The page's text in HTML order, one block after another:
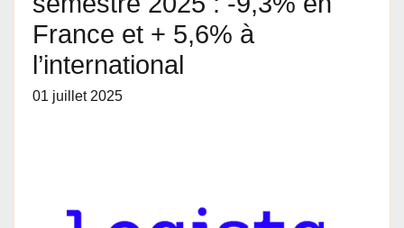
France et + 5,6% à
l’international
01 juillet 2025